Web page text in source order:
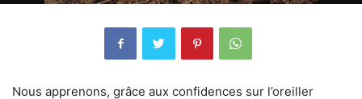
Nous apprenons, grâce aux confidences sur l’oreiller